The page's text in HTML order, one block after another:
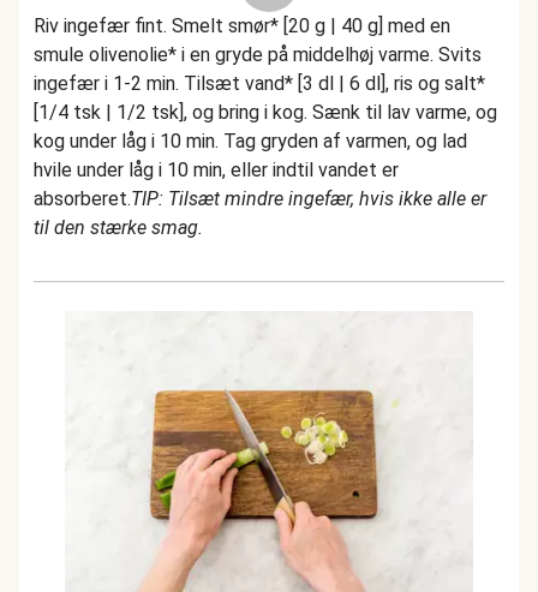
Riv ingefær fint. Smelt smør* [20 g | 40 g] med en
smule olivenolie* i en gryde på middelhøj varme. Svits
ingefær i 1-2 min. Tilsæt vand* [3 dl | 6 dl], ris og salt*
[1/4 tsk | 1/2 tsk], og bring i kog. Sænk til lav varme, og
kog under låg i 10 min. Tag gryden af varmen, og lad
hvile under låg i 10 min, eller indtil vandet er
absorberet.TIP: Tilsæt mindre ingefær, hvis ikke alle er
til den stærke smag.